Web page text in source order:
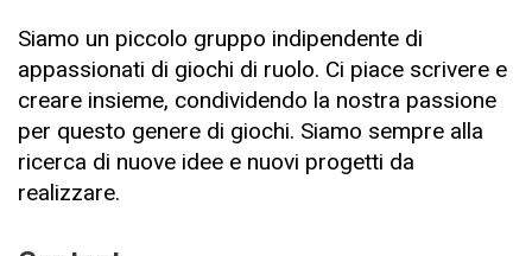
Siamo un piccolo gruppo indipendente di
appassionati di giochi di ruolo. Ci piace scrivere e
creare insieme, condividendo la nostra passione
per questo genere di giochi. Siamo sempre alla
ricerca di nuove idee e nuovi progetti da
realizzare.